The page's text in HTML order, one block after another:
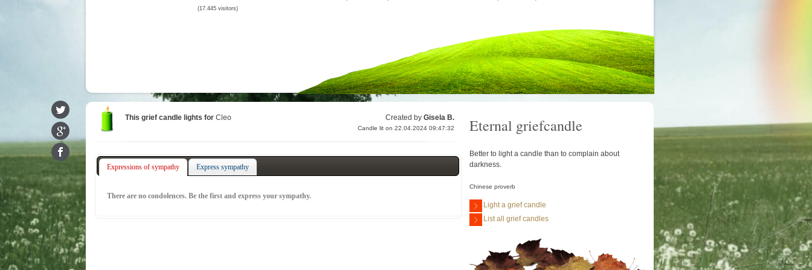
(17.445 visitors)
This grief candle lights for Cleo Created by Gisela B.
Candle lit on 22.04.2024 09:47:32
Expressions of sympathy Express sympathy
There are no condolences. Be the first and express your sympathy.
Eternal griefcandle
Better to light a candle than to complain about
darkness.
Chinese proverb
Light a grief candle
List all grief candles